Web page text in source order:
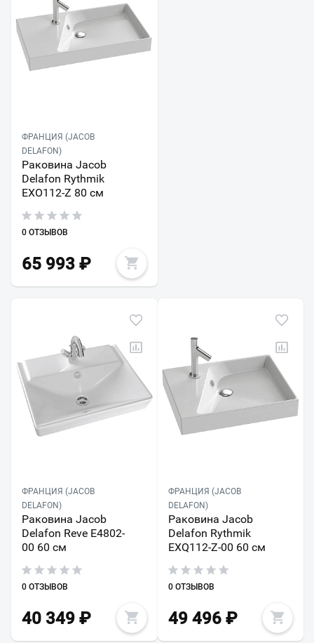
ФРАНЦИЯ (JACOB
DELAFON)
Раковина Jacob
Delafon Rythmik
EXO112-Z 80 см
0 ОТЗЫВОВ
65 993 ₽
ФРАНЦИЯ (JACOB
DELAFON)
Раковина Jacob
Delafon Reve E4802-
00 60 см
0 ОТЗЫВОВ
40 349 ₽
ФРАНЦИЯ (JACOB
DELAFON)
Раковина Jacob
Delafon Rythmik
EXQ112-Z-00 60 см
0 ОТЗЫВОВ
49 496₽